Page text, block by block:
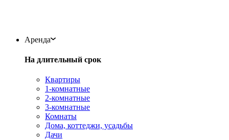
Аренда
На длительный срок
Квартиры
1-комнатные
2-комнатные
3-комнатные
Комнаты
Дома, коттеджи, усадьбы
Дачи